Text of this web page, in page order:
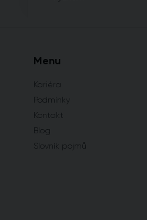
Menu
Kariéra
Podmínky
Kontakt
Blog
Slovník pojmů